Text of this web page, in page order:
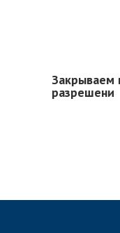
Закрываем
разрешени